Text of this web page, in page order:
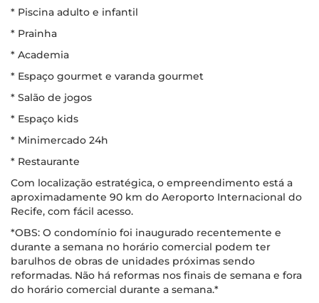
* Piscina adulto e infantil
* Prainha
* Academia
* Espaço gourmet e varanda gourmet
* Salão de jogos
* Espaço kids
* Minimercado 24h
* Restaurante
Com localização estratégica, o empreendimento está a
aproximadamente 90 km do Aeroporto Internacional do
Recife, com fácil acesso.
*OBS: O condomínio foi inaugurado recentemente e
durante a semana no horário comercial podem ter
barulhos de obras de unidades próximas sendo
reformadas. Não há reformas nos finais de semana e fora
do horário comercial durante a semana.*